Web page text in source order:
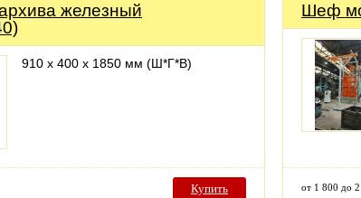
железный
910 х 400 х 1850 мм (Ш*Г*В)
Купить
Шеф
от 1 800 до